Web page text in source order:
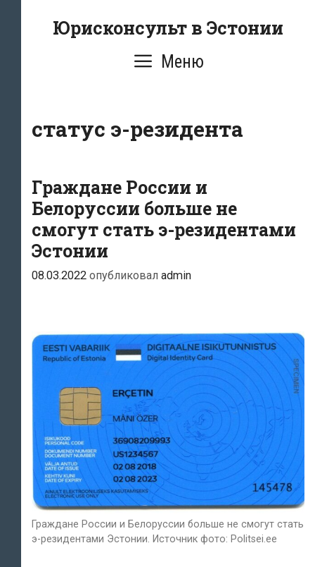
Юрисконсульт в Эстонии
Меню
статус э-резидента
Граждане России и
Белоруссии больше не
смогут стать э-резидентами
Эстонии
08.03.2022 опубликовал admin
Граждане России и Белоруссии больше не смогут стать
э-резидентами Эстонии. Источник фото: Politsei.ee